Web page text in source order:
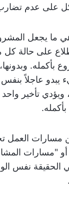
على عدم تضارب
ما يجعل
على حالة
بأكمله.
يبدو عاجلاً
ويؤدي تأخير
بأكمله.
مسارات
"مسارات
الحقيقة نفس